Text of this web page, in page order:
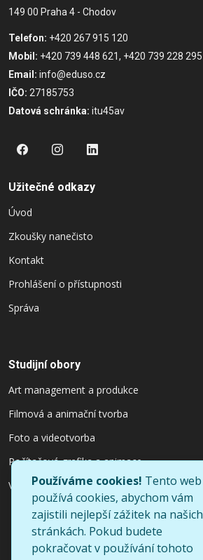
149 00 Praha 4 - Chodov
Telefon: +420 267 915 120
Mobil: +420 739 448 621, +420 739 228 295
Email: info@eduso.cz
IČO: 27185753
Datová schránka: itu45av
Užitečné odkazy
Úvod
Zkoušky nanečisto
Kontakt
Prohlášení o přístupnosti
Správa
Studijní obory
Art management a produkce
Filmová a animační tvorba
Foto a videotvorba
Počítačová grafika a animace
Výtvarnictví a užitý design
Používáme cookies! Tento web
používá cookies, abychom vám
zajistili nejlepší zážitek na našich
stránkách. Pokud budete
pokračovat v používání tohoto